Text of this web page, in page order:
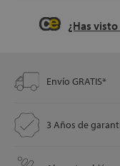
¿Has
Envío GRATIS*
3 Años de